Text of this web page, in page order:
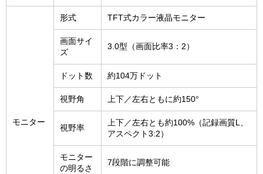
モニター
形式 TFT式カラー液晶モニター
画面サイ
ズ
3.0型（画面比率3：2）
ドット数 約104万ドット
視野角 上下／左右ともに約150°
視野率
上下／左右とも約100%（記録画質L、
アスペクト3:2）
モニター
の明るさ
7段階に調整可能